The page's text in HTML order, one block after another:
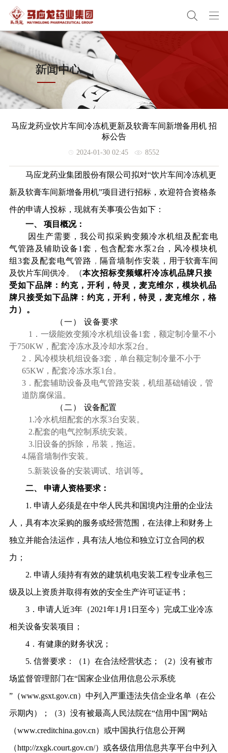
马应龙药业饮片车间冷冻机更新及软膏车间新增备用机 招
标公告
2024-01-30 02:45 8552
马应龙药业集团股份有限公司拟对“饮片车间冷冻机更
新及软膏车间新增备用机”项目进行招标，欢迎符合资格条
件的申请人投标， 现就有关事项公告如下：
一、 项目概况：
因生产需要，我公司拟采购变频冷水机组及配套电
气管路及辅助设备1 套，包含配套水泵2台，风冷模块机
组 3套及配套电气管路 ， 隔音墙制作安装， 用于软膏车间
及饮片车间供冷。 （本次招标变频螺杆冷冻机品牌只接
受如下品牌：约克，开利，特灵，麦克维尔，模块机品
牌只接受如下品牌：约克，开利，特灵，麦克维尔，格
力）。
（一） 设备要求
1 ．一级能效变频冷水机组设备1套，额定制冷量不小
于750KW，配套冷冻水及冷却水泵2台 。
2 ．风冷模块机组设备3套，单台额定制冷量不小于
65KW，配套冷冻水泵1 台。
3．配套辅助设备及电气管路安装，机组基础铺设，管
道防腐保温。
（二） 设备配置
1.冷水机组配套的水泵3台安装。
2.配套的电气控制系统安装。
3. 旧设备的拆除，吊装，拖运。
4.隔音墙制作安装。
5.新装设备的安装调试、培训等。
二、 申请人资格要求：
1. 申请人 必须是在中华人民共和国境内注册的企业法
人，具有本次采购的服务或经营范围，在法律上和财务上
独立并能合法运作，具有法人地位和独立订立合同的权
力；
2. 申请人须持有有效的建筑机电安装工程专业承包三
级及以上资质并取得有效的安全生产许可证证书；
3．申请人近3年（2021年1 月 1 日至今）完成工业冷冻
相关设备安装项目；
4．有健康的财务状况；
5. 信誉要求：（1 ）在合法经营状态；（2）没有被市
场监督管理部门在“国家企业信用信息公示系统
”（www.gsxt.gov.cn）中列入严重违法失信企业名单（在公
示期内）；（3）没有被最高人民法院在“信用中国”网站
（www.creditchina.gov.cn）或中国执行信息公开网
（http://zxgk.court.gov.cn/）或各级信用信息共享平台中列入